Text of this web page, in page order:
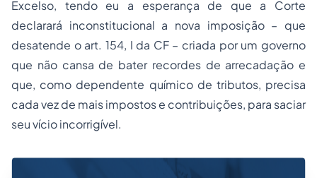
Excelso, tendo eu a esperança de que a Corte
declarará inconstitucional a nova imposição – que
desatende o art. 154, I da CF – criada por um governo
que não cansa de bater recordes de arrecadação e
que, como dependente químico de tributos, precisa
cada vez de mais impostos e contribuições, para saciar
seu vício incorrigível.